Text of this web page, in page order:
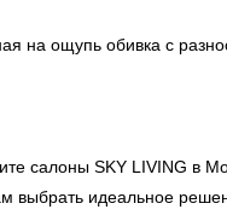
на ощупь обивка с
салоны SKY LIVING в
идеальное